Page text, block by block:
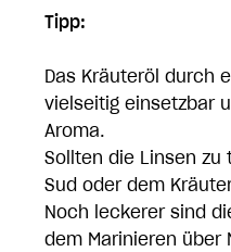
Tipp:
Das Kräuteröl durch
vielseitig einsetzbar
Aroma.
Sollten die Linsen
Sud oder dem
Noch leckerer sind
dem Marinieren über